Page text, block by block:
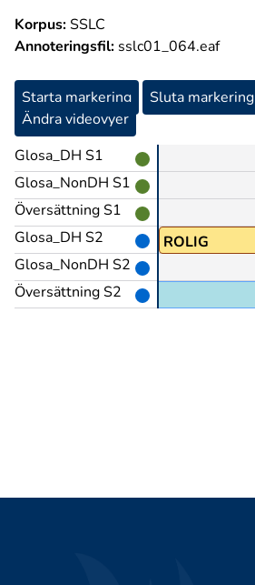
Korpus:SSLC
Annoteringsfil: sslc01_064.eaf
Starta markering Sluta markering
Ändra videovyer
Glosa_DH S1
Glosa_NonDH S1
Översättning S1
Glosa_DH S2
Glosa_NonDH S2
Översättning S2
ROLIG